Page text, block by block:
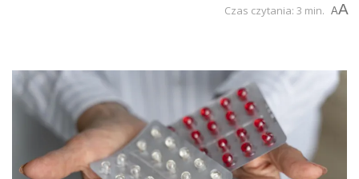
Czas czytania: 3 min. AA